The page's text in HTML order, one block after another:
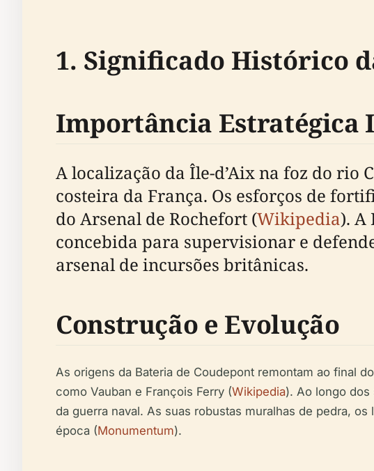
1. Significado Histórico
Importância Estratégica
A localização da Île-d’Aix na foz do rio
costeira da França. Os esforços de
do Arsenal de Rochefort (Wikipedia). A
concebida para supervisionar e
arsenal de incursões britânicas.
Construção e Evolução
As origens da Bateria de Coudepont remontam ao final
como Vauban e François Ferry (Wikipedia). Ao longo dos
da guerra naval. As suas robustas muralhas de pedra,
época (Monumentum).